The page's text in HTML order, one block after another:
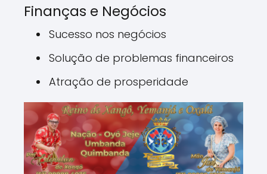
Finanças e Negócios
Sucesso nos negócios
Solução de problemas financeiros
Atração de prosperidade